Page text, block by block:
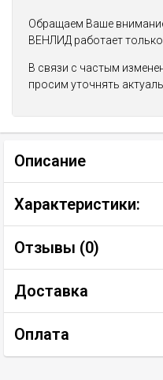
Обращаем Ваше
ВЕНЛИД работает
В связи с частым
просим уточнять
Описание
Характеристики:
Отзывы (0)
Доставка
Оплата